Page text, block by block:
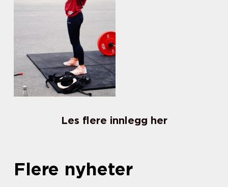
Les flere innlegg her
Flere nyheter